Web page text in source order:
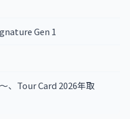
Gen 1
、Tour Card 2026年取